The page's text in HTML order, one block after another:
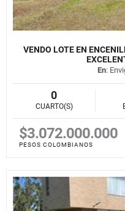
VENDO LOTE EN
En:
0
CUARTO(S)
$3.072.000.000
PESOS COLOMBIANOS